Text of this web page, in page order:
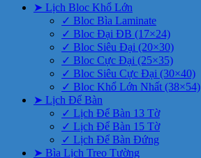
➤ Lịch Bloc Khổ Lớn
✓ Bloc Bìa Laminate
✓ Bloc Đại ĐB (17×24)
✓ Bloc Siêu Đại (20×30)
✓ Bloc Cực Đại (25×35)
✓ Bloc Siêu Cực Đại (30×40)
✓ Bloc Khổ Lớn Nhất (38×54)
➤ Lịch Để Bàn
✓ Lịch Để Bàn 13 Tờ
✓ Lịch Để Bàn 15 Tờ
✓ Lịch Để Bàn Đứng
➤ Bìa Lịch Treo Tường